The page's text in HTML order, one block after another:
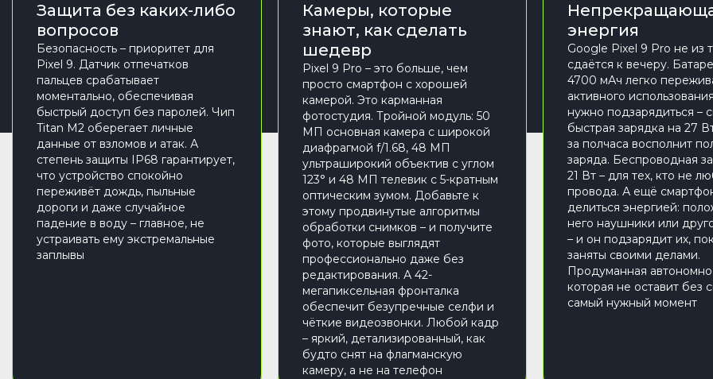
Защита без каких-либо
вопросов
Безопасность – приоритет для
Pixel 9. Датчик отпечатков
пальцев срабатывает
моментально, обеспечивая
быстрый доступ без паролей. Чип
Titan M2 оберегает личные
данные от взломов и атак. А
степень защиты IP68 гарантирует,
что устройство спокойно
переживёт дождь, пыльные
дороги и даже случайное
падение в воду – главное, не
устраивать ему экстремальные
заплывы
Камеры, которые
знают, как сделать
шедевр
Pixel 9 Pro – это больше, чем
просто смартфон с хорошей
камерой. Это карманная
фотостудия. Тройной модуль: 50
МП основная камера с широкой
диафрагмой f/1.68, 48 МП
ультраширокий объектив с углом
123° и 48 МП телевик с 5-кратным
оптическим зумом. Добавьте к
этому продвинутые алгоритмы
обработки снимков – и получите
фото, которые выглядят
профессионально даже без
редактирования. А 42-
мегапиксельная фронталка
обеспечит безупречные селфи и
чёткие видеозвонки. Любой кадр
– яркий, детализированный, как
будто снят на флагманскую
камеру, а не на телефон
энергия
Google Pixel 9 Pro не из
сдаётся к вечеру.
4700 мАч легко
активного
нужно подзарядиться –
быстрая зарядка на 27
за полчаса восполнит
заряда. Беспроводная
21 Вт – для тех, кто не
провода. А ещё
делиться энергией:
него наушники или
– и он подзарядит их,
заняты своими делами.
Продуманная
которая не оставит без
самый нужный момент